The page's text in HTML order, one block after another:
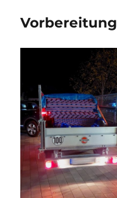
Vorbereitung